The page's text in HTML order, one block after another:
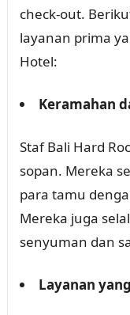
check-out.
layanan prima
Hotel:
Keramahan
Staf Bali Hard
sopan. Mereka
para tamu
Mereka juga
senyuman dan
Layanan